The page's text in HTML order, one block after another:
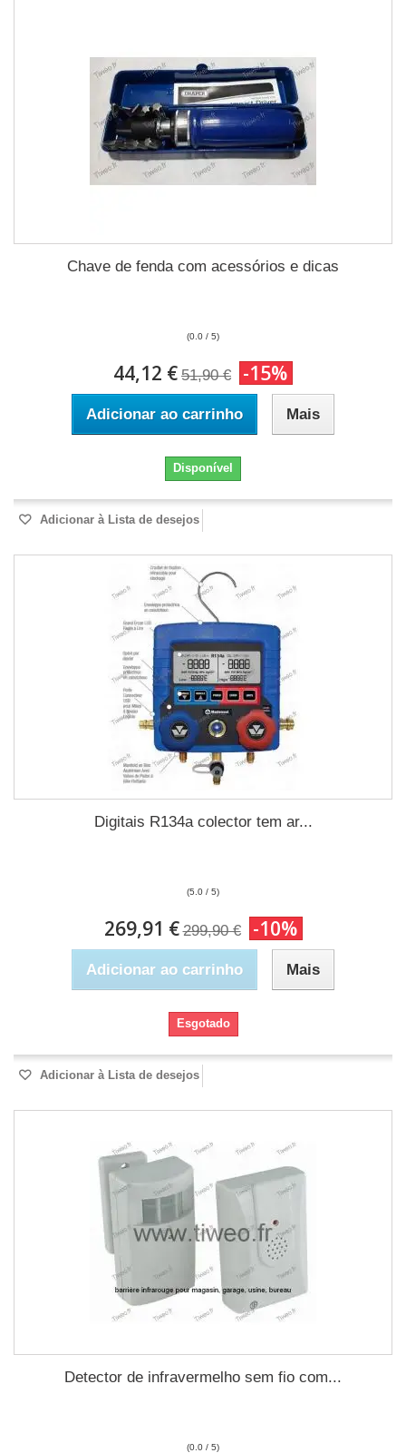
Chave de fenda com acessórios e dicas
(0.0 / 5)
44,12 € 51,90 € -15%
Adicionar ao carrinho Mais
Disponível
Adicionar à Lista de desejos
Digitais R134a colector tem ar...
(5.0 / 5)
269,91 € 299,90 € -10%
Adicionar ao carrinho Mais
Esgotado
Adicionar à Lista de desejos
Detector de infravermelho sem fio com...
(0.0 / 5)